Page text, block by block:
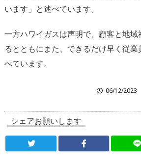
います」と述べています。
一方ハワイガスは声明で、顧客と地
るとともにまた、できるだけ早く従
べています。
06/12/2023
シェアお願いします